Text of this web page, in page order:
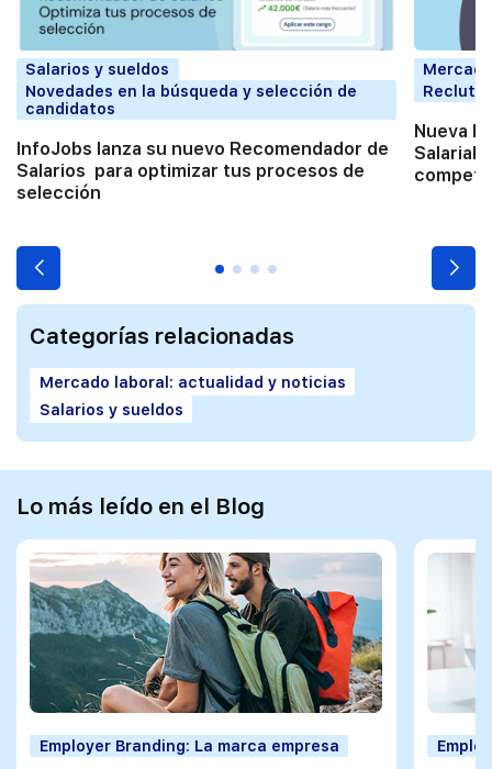
Salarios y sueldos
Novedades en la búsqueda y selección de
candidatos
InfoJobs lanza su nuevo Recomendador de
Salarios para optimizar tus procesos de
selección
Nueva
Salarial:
Categorías relacionadas
Mercado laboral: actualidad y noticias
Salarios y sueldos
Lo más leído en el Blog
Employer Branding: La marca empresa